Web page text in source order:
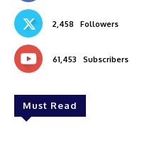
2,458 Followers
61,453 Subscribers
Must Read